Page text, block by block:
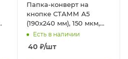
Папка-конверт на
кнопке СТАММ А5
(190х240 мм), 150 мкм,
пластик, прозрачная,
синяя, ММ-31906
Есть в наличии
40 ₽/шт